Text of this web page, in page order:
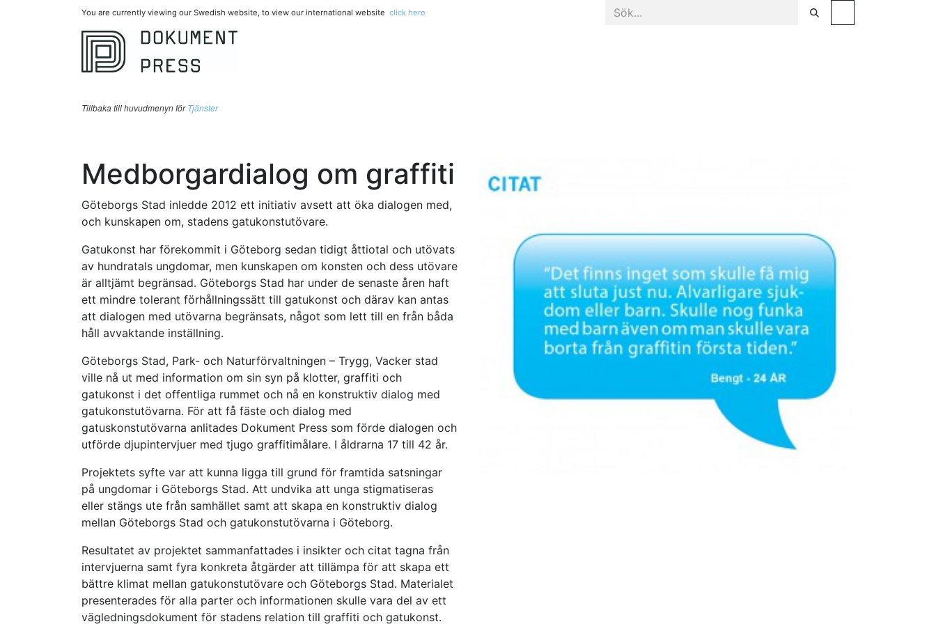
You are currently viewing our Swedish website, to view our international website click here
Tillbaka till huvudmenyn förTjänster
Medborgardialog om graffiti
Göteborgs Stad inledde 2012 ett initiativ avsett att öka dialogen med,
och kunskapen om, stadens gatukonstutövare.
Gatukonst har förekommit i Göteborg sedan tidigt åttiotal och utövats
av hundratals ungdomar, men kunskapen om konsten och dess utövare
är alltjämt begränsad. Göteborgs Stad har under de senaste åren haft
ett mindre tolerant förhållningssätt till gatukonst och därav kan antas
att dialogen med utövarna begränsats, något som lett till en från båda
håll avvaktande inställning.
Göteborgs Stad, Park- och Naturförvaltningen – Trygg, Vacker stad
ville nå ut med information om sin syn på klotter, graffiti och
gatukonst i det offentliga rummet och nå en konstruktiv dialog med
gatukonstutövarna. För att få fäste och dialog med
gatuskonstutövarna anlitades Dokument Press som förde dialogen och
utförde djupintervjuer med tjugo graffitimålare. I åldrarna 17 till 42 år.
Projektets syfte var att kunna ligga till grund för framtida satsningar
på ungdomar i Göteborgs Stad. Att undvika att unga stigmatiseras
eller stängs ute från samhället samt att skapa en konstruktiv dialog
mellan Göteborgs Stad och gatukonstutövarna i Göteborg.
Resultatet av projektet sammanfattades i insikter och citat tagna från
intervjuerna samt fyra konkreta åtgärder att tillämpa för att skapa ett
bättre klimat mellan gatukonstutövare och Göteborgs Stad. Materialet
presenterades för alla parter och informationen skulle vara del av ett
vägledningsdokument för stadens relation till graffiti och gatukonst.